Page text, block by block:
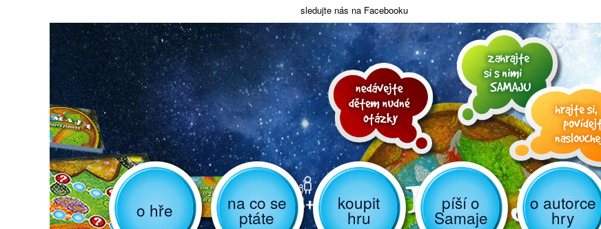
sledujte nás na Facebooku
o hře na co se
ptáte
koupit
hru
píší o
Samaje
o autorce
hry